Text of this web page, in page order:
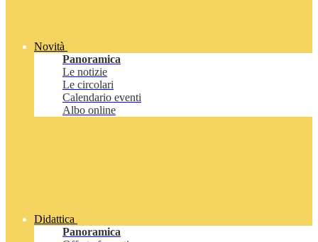
Novità
Panoramica
Le notizie
Le circolari
Calendario eventi
Albo online
Didattica
Panoramica